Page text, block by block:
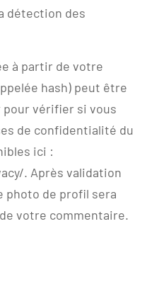
détection des
à partir de votre
hash) peut être
pour vérifier si vous
de confidentialité du
ici :
. Après validation
photo de profil sera
votre commentaire.